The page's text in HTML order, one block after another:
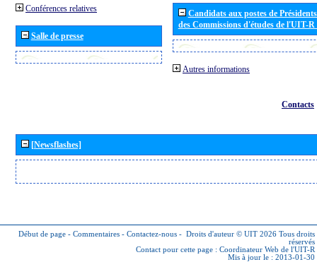
Conférences relatives
Salle de presse
Candidats aux postes de
des Commissions d'études de l'UIT-
Autres informations
Contacts
[Newsflashes]
Début de page - Commentaires - Contactez-nous - Droits d'auteur © UIT 2026 Tous droits
réservés
Contact pour cette page : Coordinateur Web de l'UIT-R
Mis à jour le : 2013-01-30